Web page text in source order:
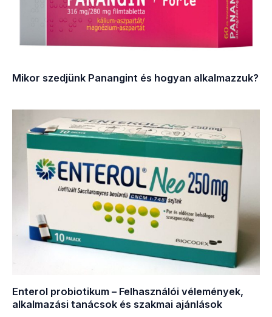
Mikor szedjünk Panangint és hogyan alkalmazzuk?
Enterol probiotikum – Felhasználói vélemények,
alkalmazási tanácsok és szakmai ajánlások